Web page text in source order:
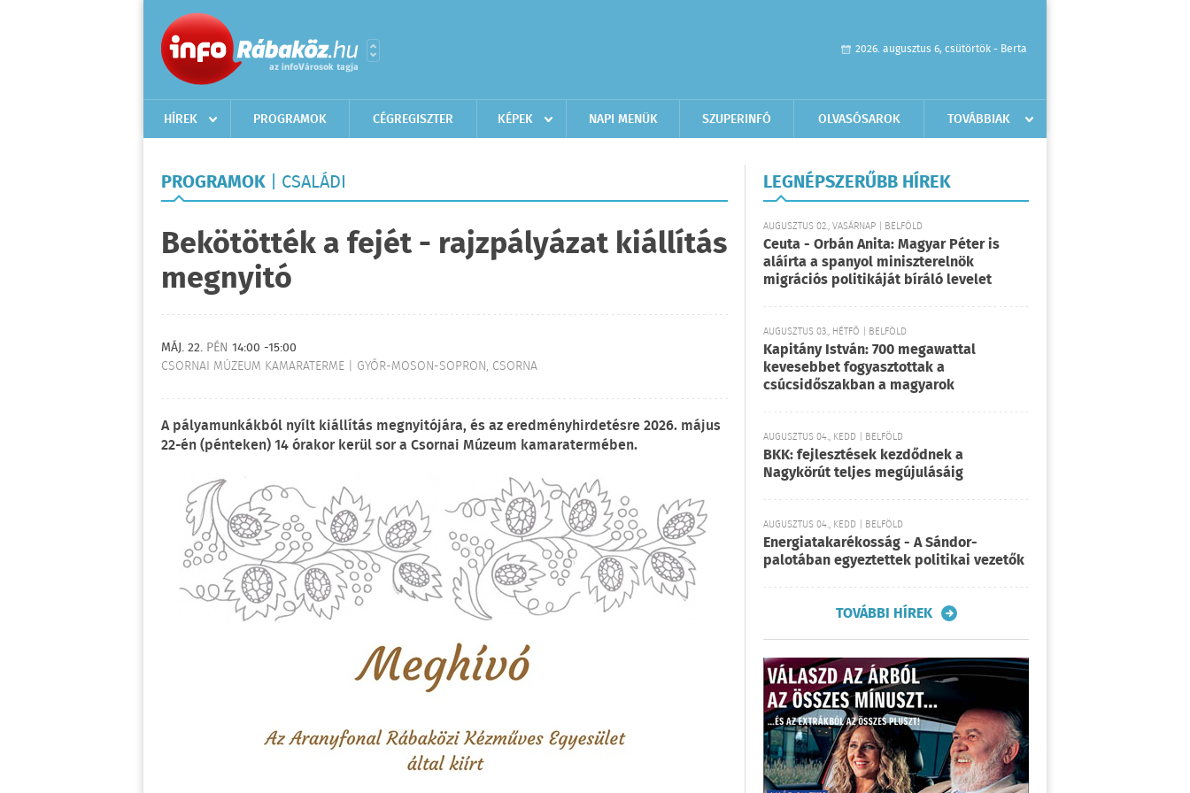
2026. augusztus 6, csütörtök - Berta
HÍREK PROGRAMOK CÉGREGISZTER KÉPEK NAPI MENÜK SZUPERINFÓ OLVASÓSAROK TOVÁBBIAK
PROGRAMOK | CSALÁDI
Bekötötték a fejét - rajzpályázat kiállítás
megnyitó
MÁJ. 22. PÉN 14:00 -15:00
CSORNAI MÚZEUM KAMARATERME | GYŐR-MOSON-SOPRON, CSORNA
A pályamunkákból nyílt kiállítás megnyitójára, és az eredményhirdetésre 2026. május
22-én (pénteken) 14 órakor kerül sor a Csornai Múzeum kamaratermében.
LEGNÉPSZERŰBB HÍREK
AUGUSZTUS 02., VASÁRNAP | BELFÖLD
Ceuta - Orbán Anita: Magyar Péter is
aláírta a spanyol miniszterelnök
migrációs politikáját bíráló levelet
AUGUSZTUS 03., HÉTFŐ | BELFÖLD
Kapitány István: 700 megawattal
kevesebbet fogyasztottak a
csúcsidőszakban a magyarok
AUGUSZTUS 04., KEDD | BELFÖLD
BKK: fejlesztések kezdődnek a
Nagykörút teljes megújulásáig
AUGUSZTUS 04., KEDD | BELFÖLD
Energiatakarékosság - A Sándor-
palotában egyeztettek politikai vezetők
TOVÁBBI HÍREK